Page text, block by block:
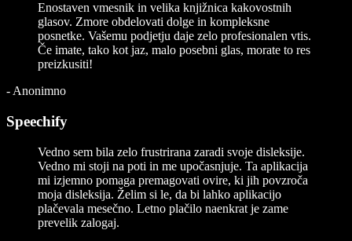
Enostaven vmesnik in velika knjižnica kakovostnih
glasov. Zmore obdelovati dolge in kompleksne
posnetke. Vašemu podjetju daje zelo profesionalen vtis.
Če imate, tako kot jaz, malo posebni glas, morate to res
preizkusiti!
- Anonimno
Speechify
Vedno sem bila zelo frustrirana zaradi svoje disleksije.
Vedno mi stoji na poti in me upočasnjuje. Ta aplikacija
mi izjemno pomaga premagovati ovire, ki jih povzroča
moja disleksija. Želim si le, da bi lahko aplikacijo
plačevala mesečno. Letno plačilo naenkrat je zame
prevelik zalogaj.